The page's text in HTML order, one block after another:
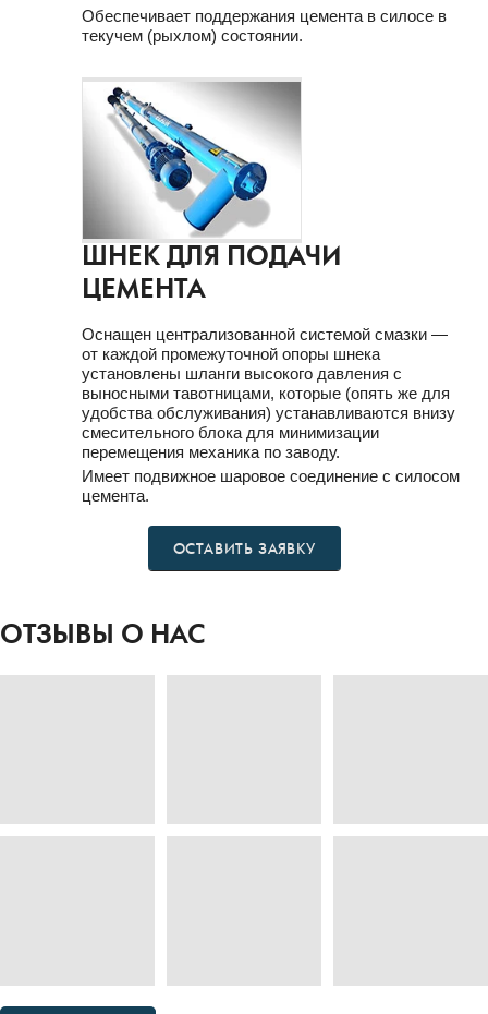
Обеспечивает поддержания цемента в силосе в
текучем (рыхлом) состоянии.
ШНЕК ДЛЯ ПОДАЧИ
ЦЕМЕНТА
Оснащен централизованной системой смазки —
от каждой промежуточной опоры шнека
установлены шланги высокого давления с
выносными тавотницами, которые (опять же для
удобства обслуживания) устанавливаются внизу
смесительного блока для минимизации
перемещения механика по заводу.
Имеет подвижное шаровое соединение с силосом
цемента.
ОСТАВИТЬ ЗАЯВКУ
ОТЗЫВЫ О НАС